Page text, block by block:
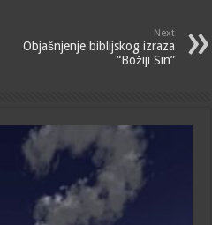
Next
Objašnjenje biblijskog izraza
“Božiji Sin”